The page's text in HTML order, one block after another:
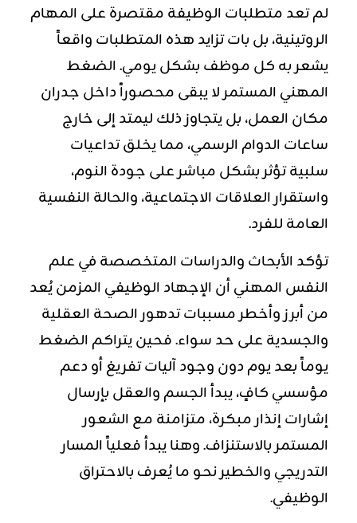
لم تعد متطلبات الوظيفة مقتصرة على المهام
الروتينية، بل بات تزايد هذه المتطلبات واقعاً
يشعر به كل موظف بشكل يومي. الضغط
المهني المستمر لا يبقى محصوراً داخل جدران
مكان العمل، بل يتجاوز ذلك ليمتد إلى خارج
ساعات الدوام الرسمي، مما يخلق تداعيات
سلبية تؤثر بشكل مباشر على جودة النوم،
واستقرار العلاقات الاجتماعية، والحالة النفسية
العامة للفرد.
تؤكد الأبحاث والدراسات المتخصصة في علم
النفس المهني أن الإجهاد الوظيفي المزمن يُعد
من أبرز وأخطر مسببات تدهور الصحة العقلية
والجسدية على حد سواء. فحين يتراكم الضغط
يوماً بعد يوم دون وجود آليات تفريغ أو دعم
مؤسسي كافٍ، يبدأ الجسم والعقل بإرسال
إشارات إنذار مبكرة، متزامنة مع الشعور
المستمر بالاستنزاف. وهنا يبدأ فعلياً المسار
التدريجي والخطير نحو ما يُعرف بالاحتراق
الوظيفي.